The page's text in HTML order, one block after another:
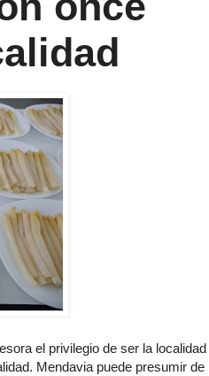
el privilegio de ser la localidad
Mendavia puede presumir de